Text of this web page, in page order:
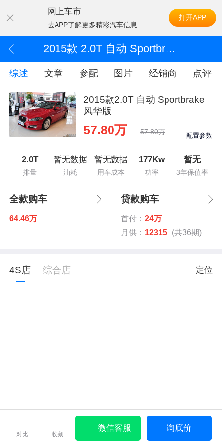
网上车市
去APP了解更多精彩汽车信息
打开APP
2015款 2.0T 自动 Sportbrake 风华版
综述 文章 参配 图片 经销商 点评
2015款2.0T 自动 Sportbrake
风华版
57.80万 57.80万 配置参数
2.0T
排量
暂无数据
油耗
暂无数据
用车成本
177Kw
功率
暂无
3年保值率
全款购车
64.46万
贷款购车
首付： 24万
月供： 12315 (共36期)
4S店 综合店 定位
对比 收藏
微信客服 询底价